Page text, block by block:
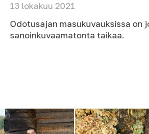
13 lokakuu 2021
Odotusajan masukuvauksissa on
sanoinkuvaamatonta taikaa.